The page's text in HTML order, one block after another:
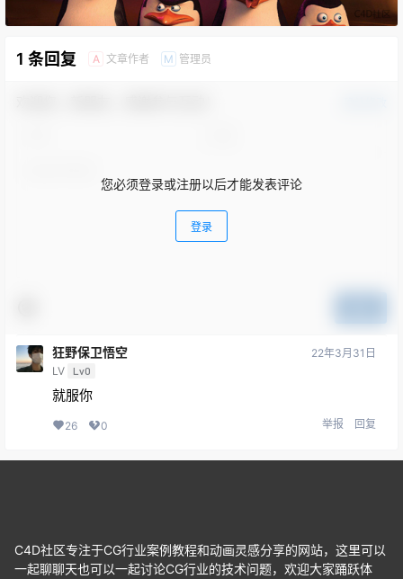
1 条回复 A 文章作者 M 管理员
您必须登录或注册以后才能发表评论
登录
狂野保卫悟空
LV Lv0
22年3月31日
就服你
26 0 举报 回复
C4D社区专注于CG行业案例教程和动画灵感分享的网站，这里可以
一起聊聊天也可以一起讨论CG行业的技术问题，欢迎大家踊跃体